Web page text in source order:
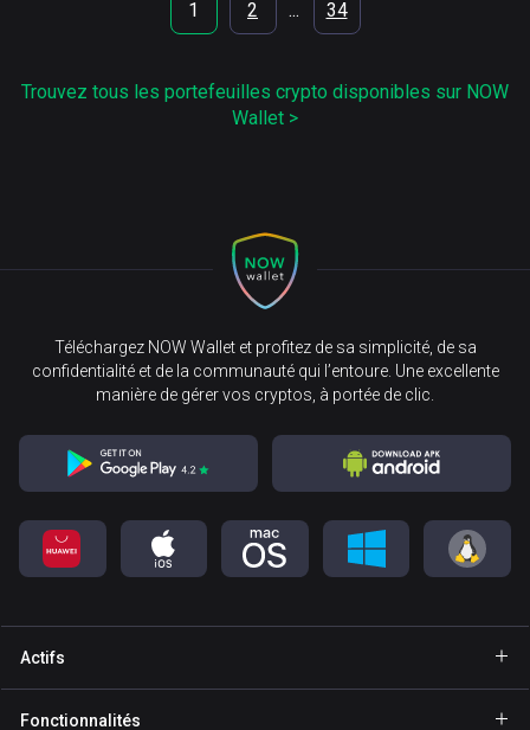
1 2 ... 34
Trouvez tous les portefeuilles crypto disponibles sur NOW
Wallet >
Téléchargez NOW Wallet et profitez de sa simplicité, de sa
confidentialité et de la communauté qui l’entoure. Une excellente
manière de gérer vos cryptos, à portée de clic.
Actifs
Fonctionnalités